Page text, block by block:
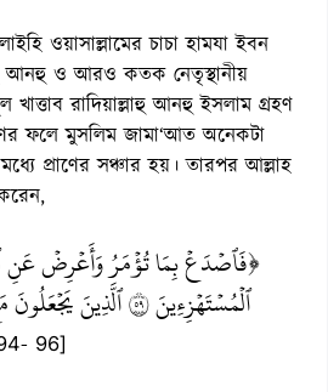
ওয়াসাল্লামের চাচা হামযা ইবন
আনহু ও আরও কতক নেতৃস্থানীয়
খাত্তাব রাদিয়াল্লাহু আনহু ইসলাম গ্রহণ
ফলে মুসলিম জামা‘আত অনেকটা
প্রাণের সঞ্চার হয়। তারপর আল্লাহ
ٱلۡمُسۡتَهۡزِءِينَ ٩٥
96]